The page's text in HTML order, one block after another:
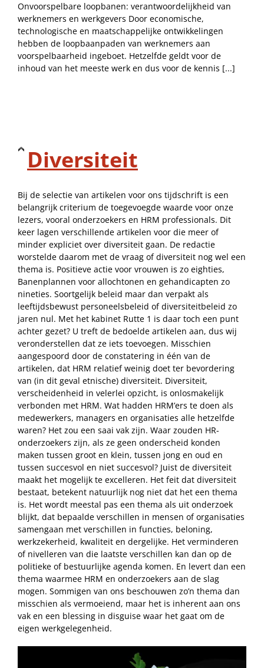
van
Vianen
&
Margot
Tijs
Onvoorspelbare loopbanen: verantwoordelijkheid van
werknemers en werkgevers Door economische,
technologische en maatschappelijke ontwikkelingen
hebben de loopbaanpaden van werknemers aan
voorspelbaarheid ingeboet. Hetzelfde geldt voor de
inhoud van het meeste werk en dus voor de kennis [...]
Diversiteit
Bij de selectie van artikelen voor ons tijdschrift is een
belangrijk criterium de toegevoegde waarde voor onze
lezers, vooral onderzoekers en HRM professionals. Dit
keer lagen verschillende artikelen voor die meer of
minder expliciet over diversiteit gaan. De redactie
worstelde daarom met de vraag of diversiteit nog wel een
thema is. Positieve actie voor vrouwen is zo eighties,
Banenplannen voor allochtonen en gehandicapten zo
nineties. Soortgelijk beleid maar dan verpakt als
leeftijdsbewust personeelsbeleid of diversiteitbeleid zo
jaren nul. Met het kabinet Rutte 1 is daar toch een punt
achter gezet? U treft de bedoelde artikelen aan, dus wij
veronderstellen dat ze iets toevoegen. Misschien
aangespoord door de constatering in één van de
artikelen, dat HRM relatief weinig doet ter bevordering
van (in dit geval etnische) diversiteit. Diversiteit,
verscheidenheid in velerlei opzicht, is onlosmakelijk
verbonden met HRM. Wat hadden HRM’ers te doen als
medewerkers, managers en organisaties alle hetzelfde
waren? Het zou een saai vak zijn. Waar zouden HR-
onderzoekers zijn, als ze geen onderscheid konden
maken tussen groot en klein, tussen jong en oud en
tussen succesvol en niet succesvol? Juist de diversiteit
maakt het mogelijk te excelleren. Het feit dat diversiteit
bestaat, betekent natuurlijk nog niet dat het een thema
is. Het wordt meestal pas een thema als uit onderzoek
blijkt, dat bepaalde verschillen in mensen of organisaties
samengaan met verschillen in functies, beloning,
werkzekerheid, kwaliteit en dergelijke. Het verminderen
of nivelleren van die laatste verschillen kan dan op de
politieke of bestuurlijke agenda komen. En levert dan een
thema waarmee HRM en onderzoekers aan de slag
mogen. Sommigen van ons beschouwen zo’n thema dan
misschien als vermoeiend, maar het is inherent aan ons
vak en een blessing in disguise waar het gaat om de
eigen werkgelegenheid.